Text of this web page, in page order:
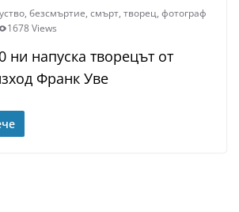
, безсмъртие, смърт, творец, фотограф
1678 Views
ни напуска творецът от
Франк Уве